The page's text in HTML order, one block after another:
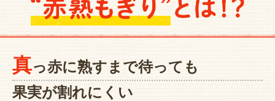
真っ赤に熟すまで待っても
果実が割れにくい